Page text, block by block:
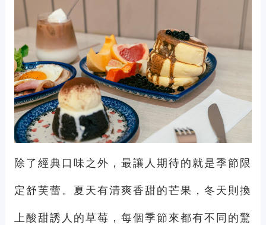
除了經典口味之外，最讓人期待的就是季節限
定舒芙蕾。夏天有清爽香甜的芒果，冬天則換
上酸甜誘人的草莓，每個季節來都有不同的驚